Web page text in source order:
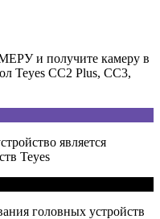
и получите камеру в
Teyes CC2 Plus, CC3,
является
Teyes
головных устройств